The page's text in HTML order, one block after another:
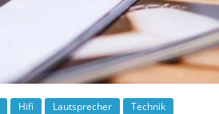
Hifi Lautsprecher Technik